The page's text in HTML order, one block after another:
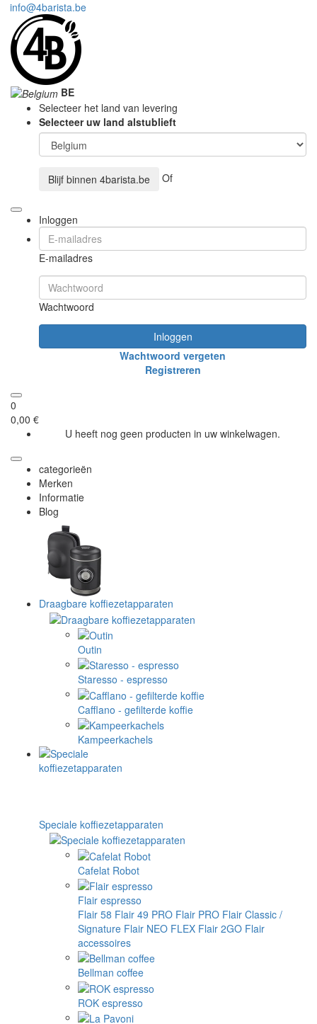
info@4barista.be
BE
Selecteer het land van levering
Selecteer uw land alstublieft
Blijf binnen 4barista.be Of
Inloggen
E-mailadres
Wachtwoord
Inloggen
Wachtwoord vergeten
Registreren
0
0,00 €
U heeft nog geen producten in uw winkelwagen.
categorieën
Merken
Informatie
Blog
Draagbare koffiezetapparaten
Outin
Staresso - espresso
Cafflano - gefilterde koffie
Kampeerkachels
Speciale koffiezetapparaten
Cafelat Robot
Flair espresso
Flair 58 Flair 49 PRO Flair PRO Flair Classic /
Signature Flair NEO FLEX Flair 2GO Flair
accessoires
Bellman coffee
ROK espresso